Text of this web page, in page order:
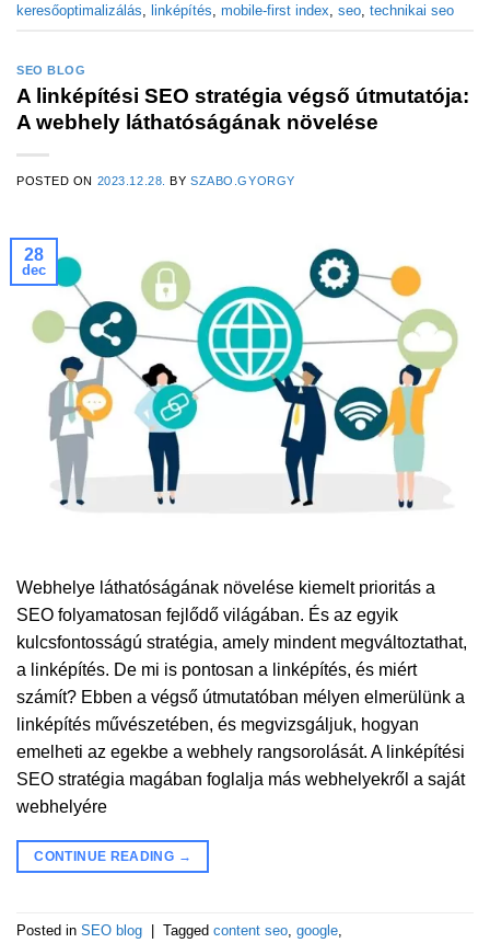
keresőoptimalizálás linképítés mobile-first index seo technikai seo
SEO BLOG
A linképítési SEO stratégia végső útmutatója:
A webhely láthatóságának növelése
POSTED ON 2023.12.28. BYSZABO.GYORGY
28
dec
Webhelye láthatóságának növelése kiemelt prioritás a
SEO folyamatosan fejlődő világában. És az egyik
kulcsfontosságú stratégia, amely mindent megváltoztathat,
a linképítés. De mi is pontosan a linképítés, és miért
számít? Ebben a végső útmutatóban mélyen elmerülünk a
linképítés művészetében, és megvizsgáljuk, hogyan
emelheti az egekbe a webhely rangsorolását. A linképítési
SEO stratégia magában foglalja más webhelyekről a saját
webhelyére
CONTINUE READING →
Posted in SEO blog Tagged content seo, google,